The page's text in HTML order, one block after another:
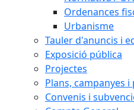
Ordenances
Urbanisme
Tauler d'anuncis i
Exposició pública
Projectes
Plans, campanyes
Convenis i